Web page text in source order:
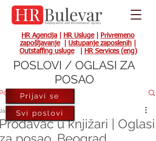
HR Agencija HR Usluge|
Privremeno
zapošljavanje| Ustupanje zaposlenih
Outstaffing usluge| HR Services (eng)
u knjižari | Oglasi
15, 2024
Prijavi se
Svi poslovi
POSLOVI / OGLASI ZA
POSAO